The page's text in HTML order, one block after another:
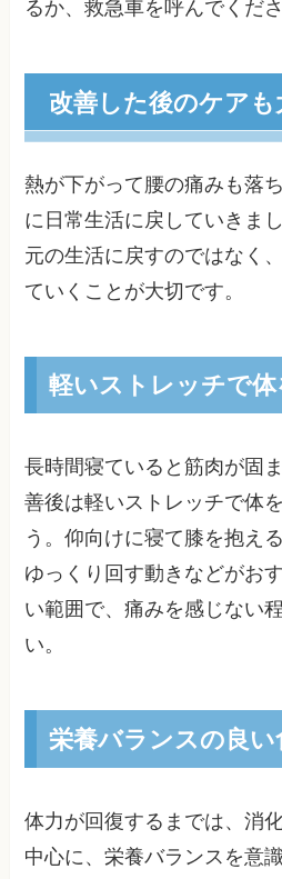
るか、救急車を呼んでくださ
改善した後のケアも
熱が下がって腰の痛みも落
に日常生活に戻していきま
元の生活に戻すのではなく
ていくことが大切です。
軽いストレッチで
長時間寝ていると筋肉が固
善後は軽いストレッチで体
う。仰向けに寝て膝を抱え
ゆっくり回す動きなどがお
い範囲で、痛みを感じない
い。
栄養バランスの良
体力が回復するまでは、消
中心に、栄養バランスを意